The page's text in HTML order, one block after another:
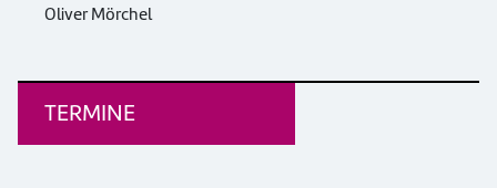
Oliver Mörchel
TERMINE